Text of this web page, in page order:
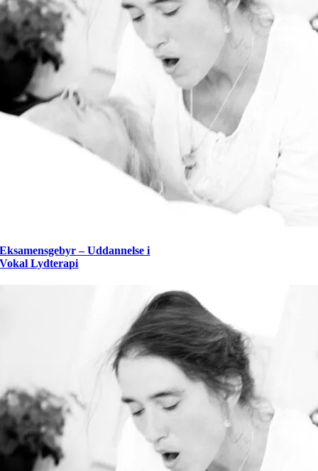
Eksamensgebyr – Uddannelse i
Vokal Lydterapi